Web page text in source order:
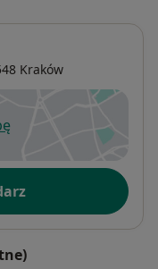
Kraków
się w nowej karcie